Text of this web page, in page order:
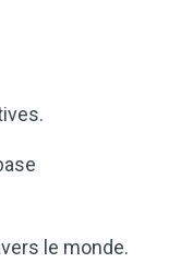
le monde.